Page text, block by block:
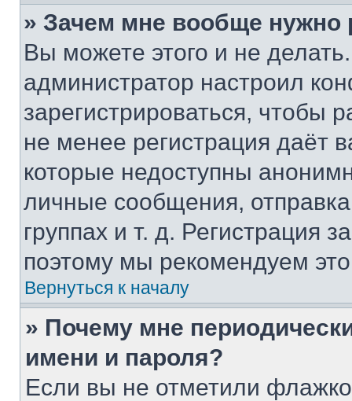
» Зачем мне вообще нужно
Вы можете этого и не
администратор настроил
зарегистрироваться, чтобы
не менее регистрация даёт
которые недоступны
личные сообщения,
группах и т. д. Регистрация
поэтому мы рекомендуем
Вернуться к началу
» Почему мне
имени и пароля?
Если вы не отметили